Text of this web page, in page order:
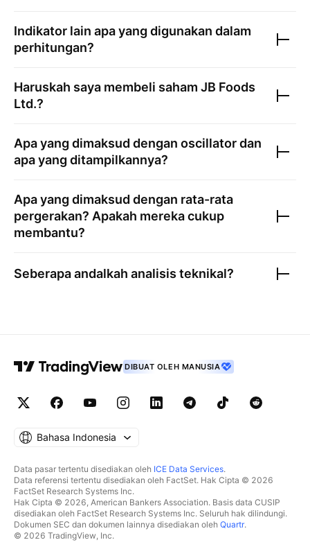
Indikator lain apa yang digunakan dalam
perhitungan?
Haruskah saya membeli saham JB Foods
Ltd.?
Apa yang dimaksud dengan oscillator dan
apa yang ditampilkannya?
Apa yang dimaksud dengan rata-rata
pergerakan? Apakah mereka cukup
membantu?
Seberapa andalkah analisis teknikal?
DIBUAT OLEH MANUSIA
Bahasa Indonesia
Data pasar tertentu disediakan oleh ICE Data Services.
Data referensi tertentu disediakan oleh FactSet. Hak Cipta © 2026
FactSet Research Systems Inc.
Hak Cipta © 2026, American Bankers Association. Basis data CUSIP
disediakan oleh FactSet Research Systems Inc. Seluruh hak dilindungi.
Dokumen SEC dan dokumen lainnya disediakan oleh Quartr.
© 2026 TradingView, Inc.